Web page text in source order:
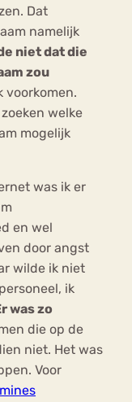
Dat
namelijk
niet dat die
zou
voorkomen.
welke
mogelijk
was ik er
en wel
door angst
wilde ik niet
ik
was zo
die op de
niet. Het was
Voor